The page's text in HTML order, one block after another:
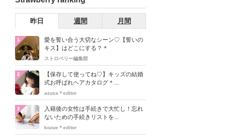
昨日 週間 月間
1
愛を誓い合う大切なシーン♡【誓いの
キス】はどこにする？＊
ストロベリー編集部
2
【保存して使ってね♡】キッズの結婚
式お呼ばれヘアカタログ＊...
azusa＊editor
3
入籍後の女性は手続きで大忙し！忘れ
ないための手続きリストを...
kozue＊editor